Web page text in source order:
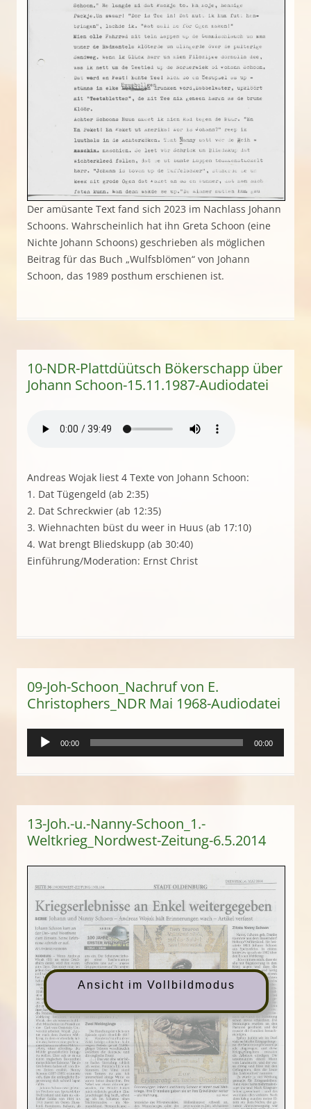
Der amüsante Text fand sich 2023 im Nachlass Johann
Schoons. Wahrscheinlich hat ihn Greta Schoon (eine
Nichte Johann Schoons) geschrieben als möglichen
Beitrag für das Buch „Wulfsblömen“ von Johann
Schoon, das 1989 posthum erschienen ist.
10-NDR-Plattdüütsch Bökerschapp über
Johann Schoon-15.11.1987-Audiodatei
Andreas Wojak liest 4 Texte von Johann Schoon:
1. Dat Tügengeld (ab 2:35)
2. Dat Schreckwier (ab 12:35)
3. Wiehnachten büst du weer in Huus (ab 17:10)
4. Wat brengt Bliedskupp (ab 30:40)
Einführung/Moderation: Ernst Christ
09-Joh-Schoon_Nachruf von E.
Christophers_NDR Mai 1968-Audiodatei
Audio-
00:00 00:00
13-Joh.-u.-Nanny-Schoon_1.-
Weltkrieg_Nordwest-Zeitung-6.5.2014
Ansicht im Vollbildmodus